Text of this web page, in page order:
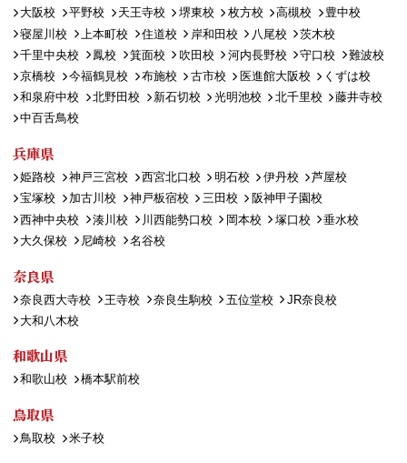
大阪校 平野校 天王寺校 堺東校 枚方校 高槻校
豊中校
寝屋川校
上本町校 住道校 岸和田校 八尾校
茨木校
千里中央校
鳳校 箕面校 吹田校 河内長野校 守口校
難波校
京橋校
今福鶴見校 布施校 古市校 医進館大阪校
くずは校
和泉府中校
北野田校 新石切校 光明池校 北千里校
藤井寺校
中百舌鳥校
兵庫県
姫路校 神戸三宮校 西宮北口校 明石校 伊丹校
芦屋校
宝塚校
加古川校 神戸板宿校 三田校
阪神甲子園校
西神中央校
湊川校 川西能勢口校 岡本校 塚口校
垂水校
大久保校
尼崎校 名谷校
奈良県
奈良西大寺校 王寺校 奈良生駒校 五位堂校
JR奈良校
大和八木校
和歌山県
和歌山校 橋本駅前校
鳥取県
鳥取校 米子校